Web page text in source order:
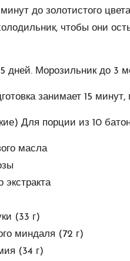
до золотистого
чтобы они
дней. Морозильник до 3
занимает 15
Для порции из 10
масла
экстракта
(33 г)
миндаля (72 г)
(34 г)